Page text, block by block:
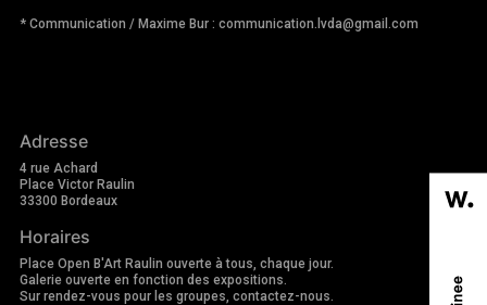
* Communication / Maxime Bur : communication.lvda@gmail.com
Adresse
4 rue Achard
Place Victor Raulin
33300 Bordeaux
Horaires
Place Open B'Art Raulin ouverte à tous, chaque jour.
Galerie ouverte en fonction des expositions.
Sur rendez-vous pour les groupes, contactez-nous.